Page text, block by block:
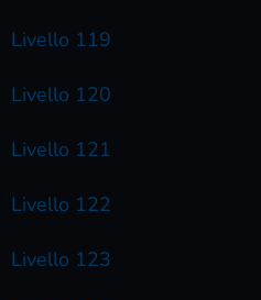
Livello 119
Livello 120
Livello 121
Livello 122
Livello 123